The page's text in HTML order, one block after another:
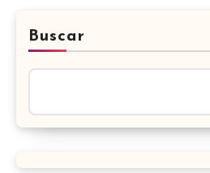
Buscar